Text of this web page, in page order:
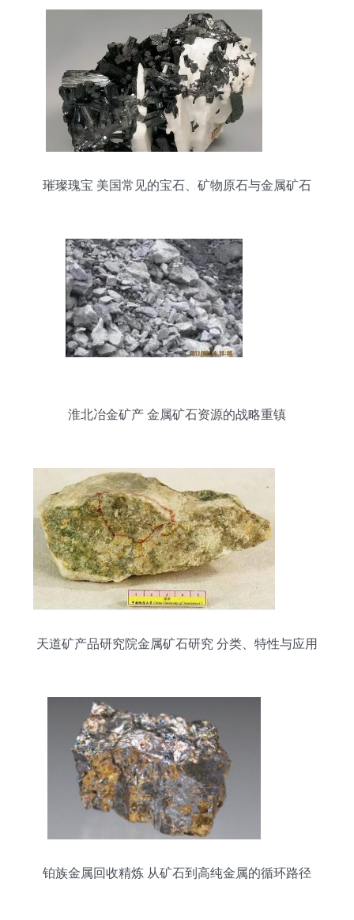
璀璨瑰宝 美国常见的宝石、矿物原石与金属矿石
淮北冶金矿产 金属矿石资源的战略重镇
天道矿产品研究院金属矿石研究 分类、特性与应用
铂族金属回收精炼 从矿石到高纯金属的循环路径